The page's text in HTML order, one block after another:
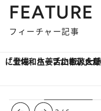
FEATURE
フィーチャー記事